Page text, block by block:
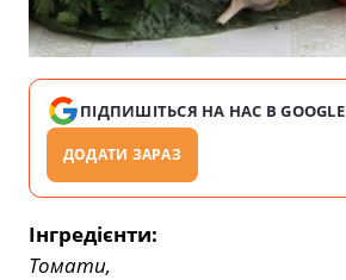
ПІДПИШІТЬСЯ НА НАС В GOOGLE
ДОДАТИ ЗАРАЗ
Інгредієнти:
Томати,